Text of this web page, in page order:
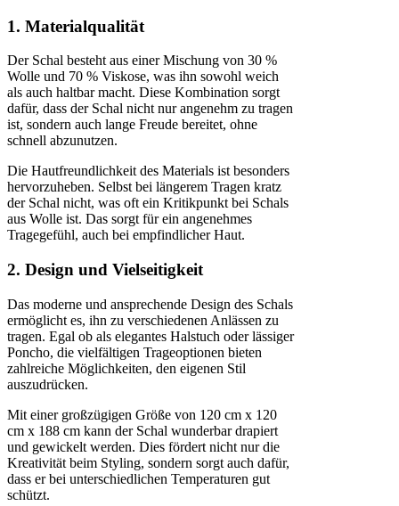
1. Materialqualität
Der Schal besteht aus einer Mischung von 30 %
Wolle und 70 % Viskose, was ihn sowohl weich
als auch haltbar macht. Diese Kombination sorgt
dafür, dass der Schal nicht nur angenehm zu tragen
ist, sondern auch lange Freude bereitet, ohne
schnell abzunutzen.
Die Hautfreundlichkeit des Materials ist besonders
hervorzuheben. Selbst bei längerem Tragen kratz
der Schal nicht, was oft ein Kritikpunkt bei Schals
aus Wolle ist. Das sorgt für ein angenehmes
Tragegefühl, auch bei empfindlicher Haut.
2. Design und Vielseitigkeit
Das moderne und ansprechende Design des Schals
ermöglicht es, ihn zu verschiedenen Anlässen zu
tragen. Egal ob als elegantes Halstuch oder lässiger
Poncho, die vielfältigen Trageoptionen bieten
zahlreiche Möglichkeiten, den eigenen Stil
auszudrücken.
Mit einer großzügigen Größe von 120 cm x 120
cm x 188 cm kann der Schal wunderbar drapiert
und gewickelt werden. Dies fördert nicht nur die
Kreativität beim Styling, sondern sorgt auch dafür,
dass er bei unterschiedlichen Temperaturen gut
schützt.